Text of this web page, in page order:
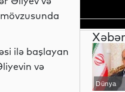
ilə başlayan
və
Dünya